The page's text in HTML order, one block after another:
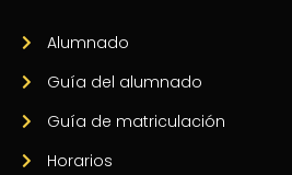
Alumnado
Guía del alumnado
Guía de matriculación
Horarios